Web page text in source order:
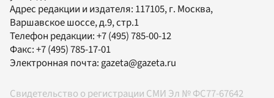
Адрес редакции и издателя: 117105, г. Москва,
Варшавское шоссе, д.9, стр.1
Телефон редакции:+7 (495) 785-00-12
Факс:+7 (495) 785-17-01
Электронная почта: gazeta@gazeta.ru
Свидетельство о регистрации СМИ Эл № ФС77-67642